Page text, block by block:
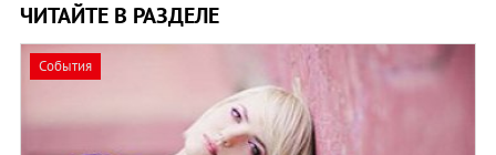
ЧИТАЙТЕ В РАЗДЕЛЕ
События